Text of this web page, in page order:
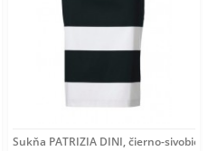
Sukňa PATRIZIA DINI, čierno-sivobiela